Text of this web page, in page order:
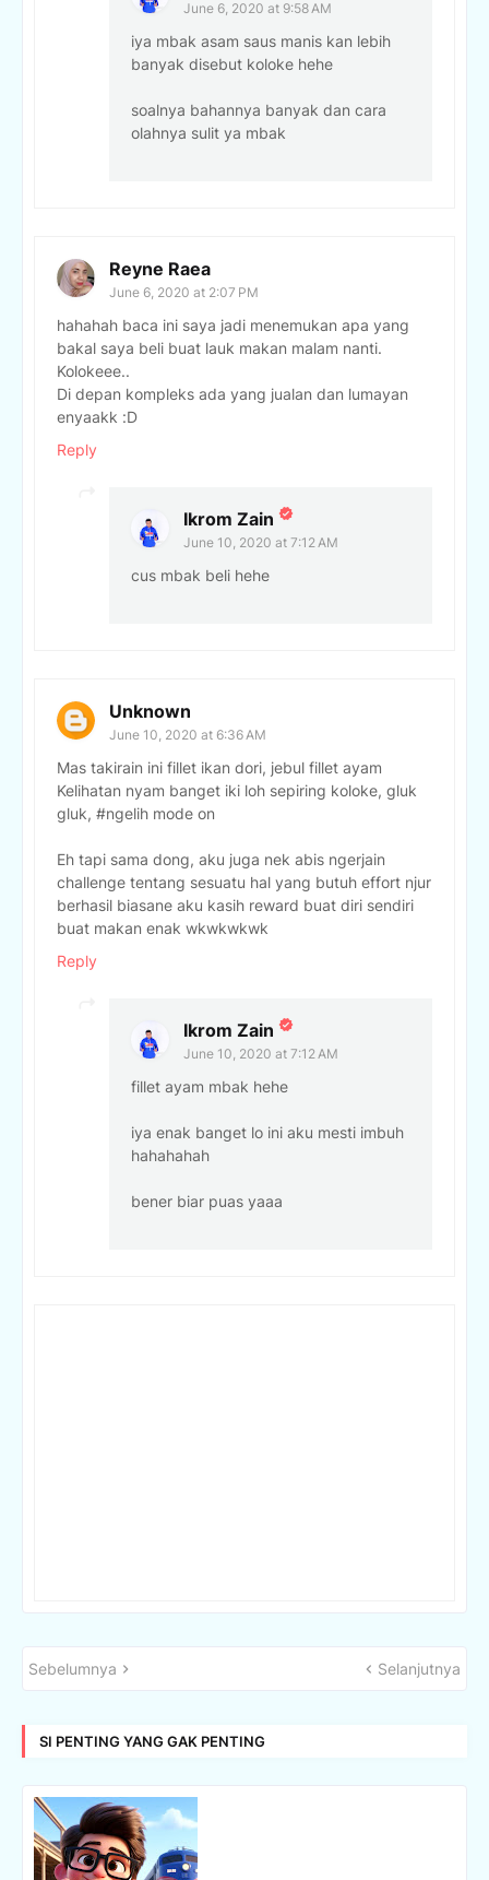
June 6, 2020 at 9:58 AM
iya mbak asam saus manis kan lebih
banyak disebut koloke hehe
soalnya bahannya banyak dan cara
olahnya sulit ya mbak
Reyne Raea
June 6, 2020 at 2:07 PM
hahahah baca ini saya jadi menemukan apa yang
bakal saya beli buat lauk makan malam nanti.
Kolokeee..
Di depan kompleks ada yang jualan dan lumayan
enyaakk :D
Reply
Ikrom Zain
June 10, 2020 at 7:12 AM
cus mbak beli hehe
Unknown
June 10, 2020 at 6:36 AM
Mas takirain ini fillet ikan dori, jebul fillet ayam
Kelihatan nyam banget iki loh sepiring koloke, gluk
gluk, #ngelih mode on
Eh tapi sama dong, aku juga nek abis ngerjain
challenge tentang sesuatu hal yang butuh effort njur
berhasil biasane aku kasih reward buat diri sendiri
buat makan enak wkwkwkwk
Reply
Ikrom Zain
June 10, 2020 at 7:12 AM
fillet ayam mbak hehe
iya enak banget lo ini aku mesti imbuh
hahahahah
bener biar puas yaaa
Sebelumnya Selanjutnya
SI PENTING YANG GAK PENTING